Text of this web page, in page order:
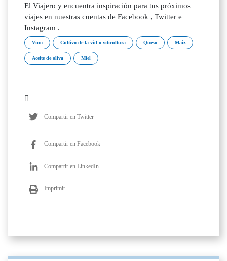
El Viajero y encuentra inspiración para tus próximos
viajes en nuestras cuentas de Facebook , Twitter e
Instagram .
Vino Cultivo de la vid o viticultura Queso Maíz
Aceite de oliva Miel
Compartir en Twitter
Compartir en Facebook
Compartir en LinkedIn
Imprimir